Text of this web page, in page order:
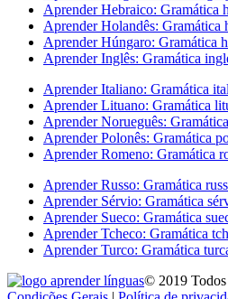
Aprender Hebraico: Gramática
Aprender Holandês: Gramática
Aprender Húngaro: Gramática
Aprender Inglês: Gramática
Aprender Italiano: Gramática
Aprender Lituano: Gramática
Aprender Norueguês:
Aprender Polonês: Gramática
Aprender Romeno: Gramática
Aprender Russo: Gramática
Aprender Sérvio: Gramática
Aprender Sueco: Gramática
Aprender Tcheco: Gramática
Aprender Turco: Gramática
© 2019 Todos